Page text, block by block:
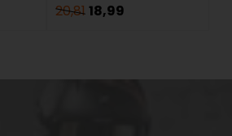
20,8118,99